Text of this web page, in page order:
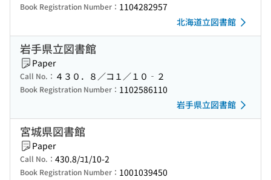
Book Registration Number： 1104282957
北海道立図書館
岩手県立図書館
Paper
Call No.： ４３０．８／コ１／１０‐２
Book Registration Number： 1102586110
岩手県立図書館
宮城県図書館
Paper
Call No.： 430.8/ｺ1/10-2
Book Registration Number： 1001039450